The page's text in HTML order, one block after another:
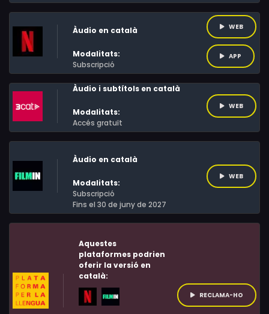
Àudio en català
Modalitats:
Subscripció
WEB
APP
Àudio i subtítols en català
Modalitats:
Accés gratuït
WEB
Àudio en català
Modalitats:
Subscripció
Fins el 30 de juny de 2027
WEB
Aquestes
plataformes podrien
oferir la versió en
català:
RECLAMA-HO